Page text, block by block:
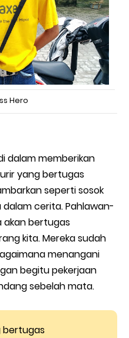
Hero
dalam memberikan
yang bertugas
seperti sosok
cerita. Pahlawan-
akan bertugas
kita. Mereka sudah
menangani
begitu pekerjaan
sebelah mata.
bertugas